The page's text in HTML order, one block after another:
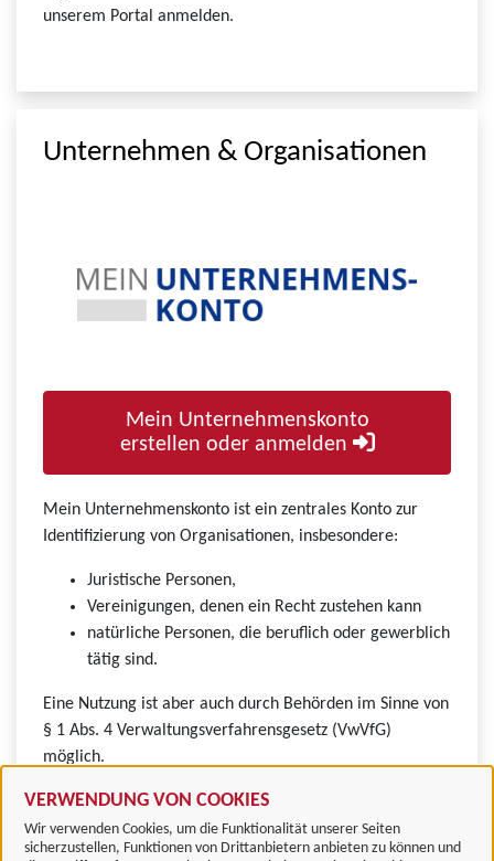
VERWENDUNG VON COOKIES
Wir verwenden Cookies, um die Funktionalität unserer Seiten
sicherzustellen, Funktionen von Drittanbietern anbieten zu können und
unserem Portal anmelden.
Unternehmen & Organisationen
Mein Unternehmenskonto
erstellen oder anmelden
Mein Unternehmenskonto ist ein zentrales Konto zur
Identifizierung von Organisationen, insbesondere:
Juristische Personen,
Vereinigungen, denen ein Recht zustehen kann
natürliche Personen, die beruflich oder gewerblich
tätig sind.
Eine Nutzung ist aber auch durch Behörden im Sinne von
§ 1 Abs. 4 Verwaltungsverfahrensgesetz (VwVfG)
möglich.